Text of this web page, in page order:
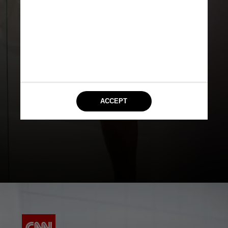
Necessidadede urinar duas ou
mais vezes à noite